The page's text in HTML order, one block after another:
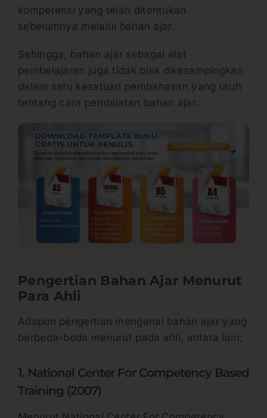
kompetensi yang telah ditentukan
sebelumnya melalui bahan ajar.
Sehingga, bahan ajar sebagai alat
pembelajaran juga tidak bisa dikesampingkan
dalam satu kesatuan pembahasan yang utuh
tentang cara pembuatan bahan ajar.
Pengertian Bahan Ajar Menurut
Para Ahli
Adapun pengertian mengenai bahan ajar yang
berbeda-beda menurut pada ahli, antara lain:
1. National Center For Competency Based
Training (2007)